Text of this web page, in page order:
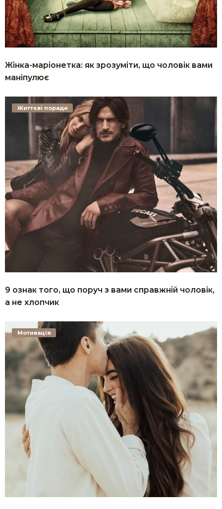
Жінка-маріонетка: як зрозуміти, що чоловік вами
маніпулює
9 ознак того, що поруч з вами справжній чоловік,
а не хлопчик
Життєві поради
Мотивація